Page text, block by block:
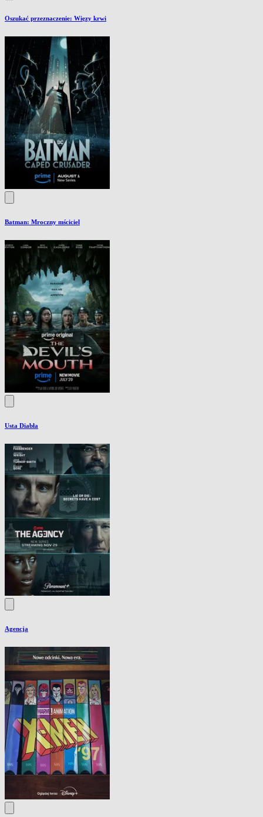
Oszukać przeznaczenie: Więzy krwi
Batman: Mroczny mściciel
Usta Diabła
Agencja